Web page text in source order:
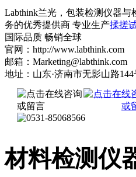
Labthink兰光，包装检测仪器与
务的优秀提供商 专业生产揉搓
国际品质 畅销全球
官网：http://www.labthink.com
邮箱：Marketing@labthink.com
地址：山东·济南市无影山路144
材料检测仪